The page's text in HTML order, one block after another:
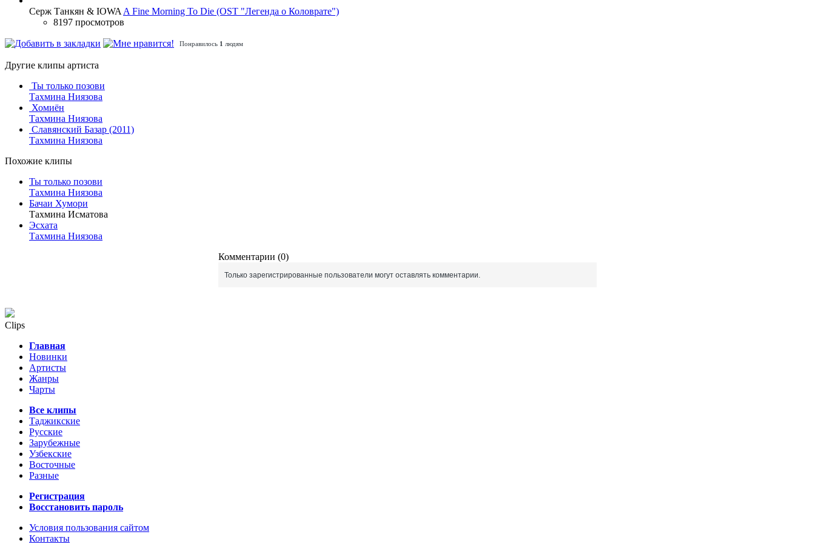
Серж Танкян & IOWA A Fine Morning To Die (OST "Легенда о Коловрате")
8197 просмотров
Понравилось 1 людям
Другие клипы артиста
Ты только позови
Тахмина Ниязова
Хомиён
Тахмина Ниязова
Славянский Базар (2011)
Тахмина Ниязова
Похожие клипы
Ты только позови
Тахмина Ниязова
Бачаи Хумори
Тахмина Исматова
Эсхата
Тахмина Ниязова
Комментарии (0)
Только зарегистрированные пользователи могут оставлять комментарии.
Clips
Главная
Новинки
Артисты
Жанры
Чарты
Все клипы
Таджикские
Русские
Зарубежные
Узбекские
Восточные
Разные
Регистрация
Восстановить пароль
Условия пользования сайтом
Контакты